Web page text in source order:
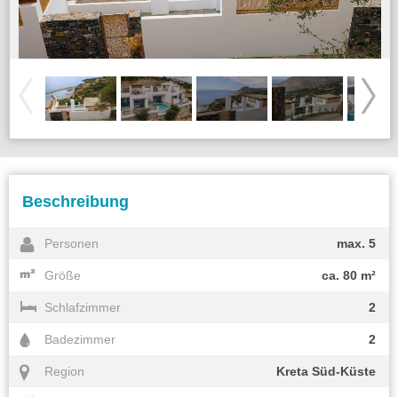
Beschreibung
Personen max. 5
Größe ca. 80 m²
Schlafzimmer 2
Badezimmer 2
Region Kreta Süd-Küste